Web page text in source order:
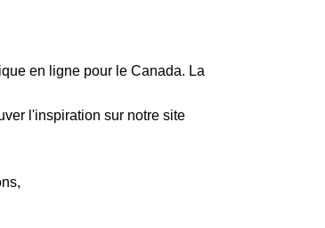
en ligne pour le Canada. La
l'inspiration sur notre site